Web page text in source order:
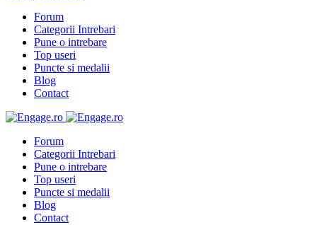
Forum
Categorii Intrebari
Pune o intrebare
Top useri
Puncte si medalii
Blog
Contact
Forum
Categorii Intrebari
Pune o intrebare
Top useri
Puncte si medalii
Blog
Contact